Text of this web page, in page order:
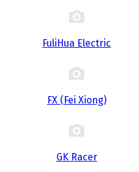
FuliHua Electric
FX (Fei Xiong)
GK Racer